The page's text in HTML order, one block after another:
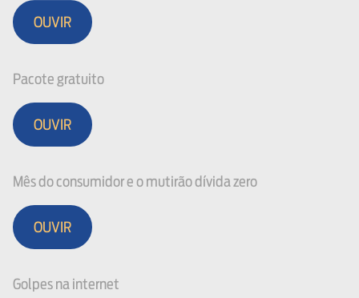
OUVIR
Pacote gratuito
OUVIR
Mês do consumidor e o mutirão dívida zero
OUVIR
Golpes na internet